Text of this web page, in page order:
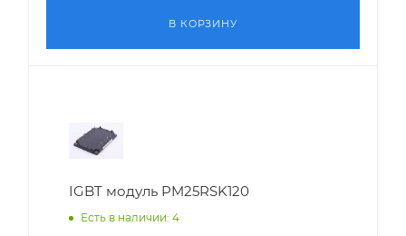
В КОРЗИНУ
IGBT модуль PM25RSK120
Есть в наличии: 4